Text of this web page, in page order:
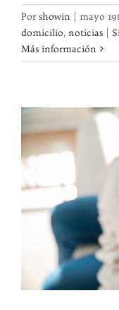
Porshowin mayo
domicilio, noticias
Más información